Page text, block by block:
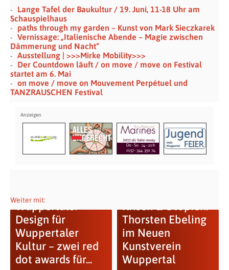
Lange Tafel der Baukultur / 19. Juni, 11-18 Uhr am
Schauspielhaus
paths through my garden – Kunst von Mark Sieczkarek
Vernissage: „Italienische Abende – Magie zwischen
Dämmerung und Nacht“
Ausstellung | >>>Mirke Mobility>>>
Der Countdown läuft / on move / move on Festival
startet am 6. Mai
on move / move on Mouvement Perpétuel und
TANZRAUSCHEN Festival
Weiter mit:
Wuppertaler
Design für
Wuppertaler
Kultur – zwei red
dot awards für...
Thorsten Ebeling
im Neuen
Kunstverein
Wuppertal